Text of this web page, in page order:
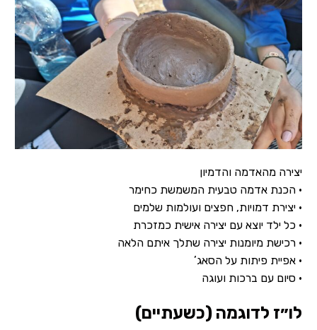
יצירה מהאדמה והדמיון
• הכנת אדמה טבעית המשמשת כחימר
• יצירת דמויות, חפצים ועולמות שלמים
• כל ילד יוצא עם יצירה אישית כמזכרת
• רכישת מיומנות יצירה שתלך איתם הלאה
• אפיית פיתות על הסאג’
• סיום עם ברכות ועוגה
לו״ז לדוגמה (כשעתיים)